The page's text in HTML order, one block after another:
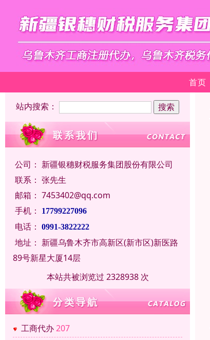
首页
站内搜索：
公司： 新疆银穗财税服务集团股份有限公司
联系： 张先生
邮箱： 7453402@qq.com
手机：
17799227096
电话： 0991-3822222
地址： 新疆乌鲁木齐市高新区(新市区)新医路
89号新星大厦14层
本站共被浏览过 2328938 次
工商代办207